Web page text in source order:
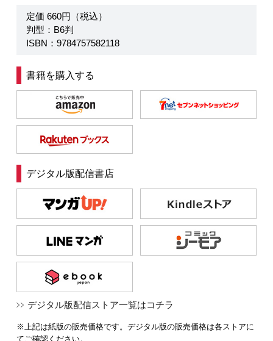
定価 660円（税込）
判型：B6判
ISBN：9784757582118
書籍を購入する
デジタル版配信書店
デジタル版配信ストア一覧はコチラ
※上記は紙版の販売価格です。デジタル版の販売価格は各ストアに
てご確認ください。